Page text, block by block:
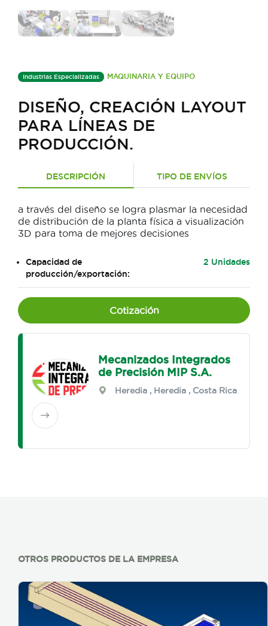
Industrias Especializadas MAQUINARIA Y EQUIPO
DISEÑO, CREACIÓN LAYOUT
PARA LÍNEAS DE
PRODUCCIÓN.
DESCRIPCIÓN TIPO DE ENVÍOS
a través del diseño se logra plasmar la necesidad
de distribución de la planta física a visualización
3D para toma de mejores decisiones
Capacidad de
producción/exportación:
2 Unidades
Cotización
Mecanizados Integrados
de Precisión MIP S.A.
Heredia , Heredia , Costa Rica
OTROS PRODUCTOS DE LA EMPRESA